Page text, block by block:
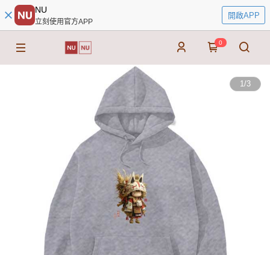
NU
立刻使用官方APP
開啟APP
0
1/3